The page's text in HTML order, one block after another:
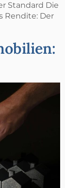
Standard Die
Rendite: Der